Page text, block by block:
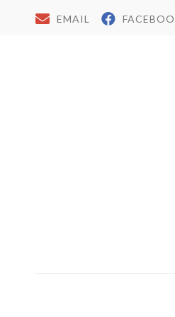
EMAIL